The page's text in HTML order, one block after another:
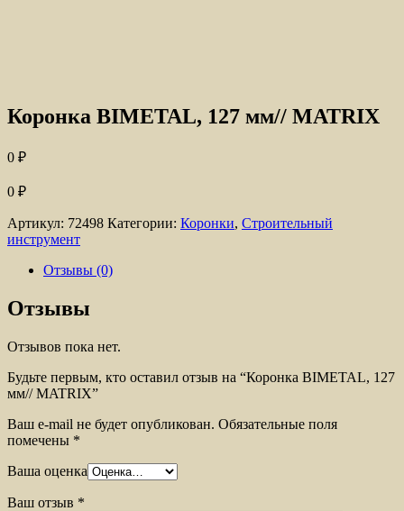
Коронка BIMETAL, 127 мм// MATRIX
0 ₽
0 ₽
Артикул: 72498 Категории: Коронки, Строительный
инструмент
Отзывы (0)
Отзывы
Отзывов пока нет.
Будьте первым, кто оставил отзыв на “Коронка BIMETAL, 127
мм// MATRIX”
Ваш e-mail не будет опубликован. Обязательные поля
помечены *
Ваша оценка
Ваш отзыв *